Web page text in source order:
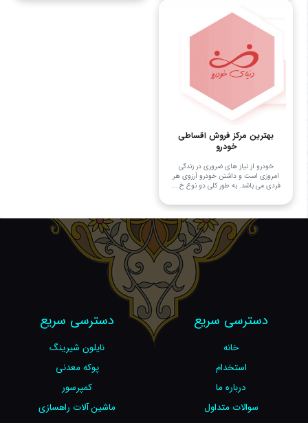
بهترین مرکز فروش اقساطی
خودرو
خودرو از نیاز های ضروری در زندگی
امروزی است و داشتن خودرو آرزوی هر
فردی می باشد. به طور کلی دو نوع خ ...
دسترسی سریع
خانه
استخدام
درباره ما
سوالات متداول
دسترسی سریع
نایلون شیرینگ
پوکه معدنی
کمپرسور
ماشین آلات راهسازی